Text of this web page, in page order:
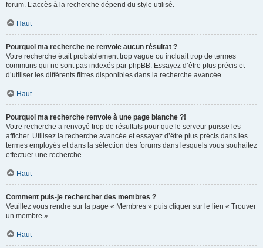
forum. L’accès à la recherche dépend du style utilisé.
Haut
Pourquoi ma recherche ne renvoie aucun résultat ?
Votre recherche était probablement trop vague ou incluait trop de termes
communs qui ne sont pas indexés par phpBB. Essayez d’être plus précis et
d’utiliser les différents filtres disponibles dans la recherche avancée.
Haut
Pourquoi ma recherche renvoie à une page blanche ?!
Votre recherche a renvoyé trop de résultats pour que le serveur puisse les
afficher. Utilisez la recherche avancée et essayez d’être plus précis dans les
termes employés et dans la sélection des forums dans lesquels vous souhaitez
effectuer une recherche.
Haut
Comment puis-je rechercher des membres ?
Veuillez vous rendre sur la page « Membres » puis cliquer sur le lien « Trouver
un membre ».
Haut